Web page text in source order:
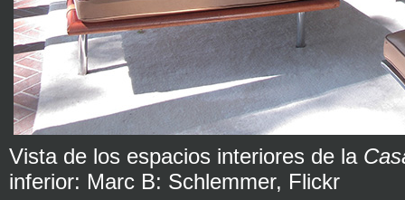
Vista de los espacios interiores de la
inferior: Marc B: Schlemmer, Flickr